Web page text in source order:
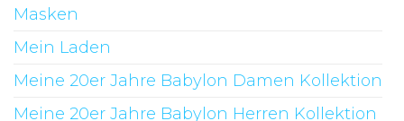
Masken
Mein Laden
Meine 20er Jahre Babylon Damen Kollektion
Meine 20er Jahre Babylon Herren Kollektion